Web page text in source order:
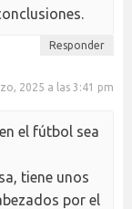
Responder
2025 a las 3:41 pm
el fútbol sea
tiene unos
por el